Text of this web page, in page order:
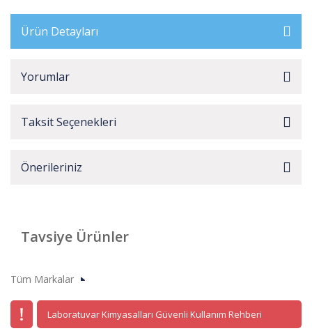
Ürün Detayları
Yorumlar
Taksit Seçenekleri
Önerileriniz
Tavsiye Ürünler
Tüm Markalar
Laboratuvar Kimyasalları Güvenli Kullanım Rehberi